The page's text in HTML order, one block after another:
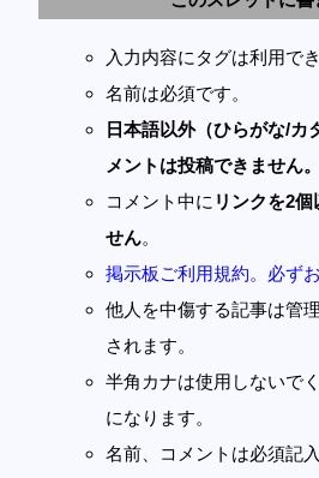
入力内容にタグは利用で
名前は必須です。
日本語以外（ひらがな/カ
メントは投稿できません。
コメント中に リンクを2
せん。
掲示板ご利用規約。必ず
他人を中傷する記事は管
されます。
半角カナは使用しないで
になります。
名前、コメントは必須記